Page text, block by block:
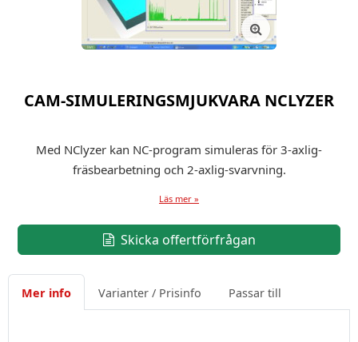
CAM-SIMULERINGSMJUKVARA NCLYZER
Med NClyzer kan NC-program simuleras för 3-axlig-
fräsbearbetning och 2-axlig-svarvning.
Läs mer »
Skicka offertförfrågan
Mer info Varianter / Prisinfo Passar till